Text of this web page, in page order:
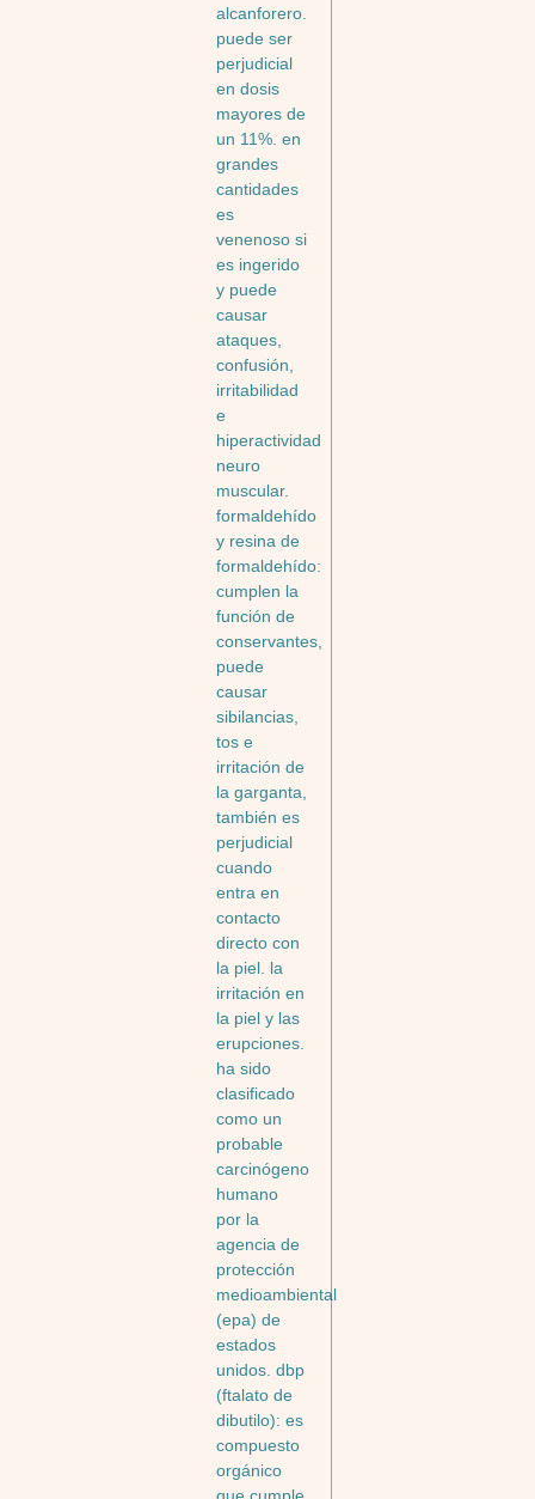
alcanforero.
puede ser
perjudicial
en dosis
mayores de
un 11%. en
grandes
cantidades
es
venenoso si
es ingerido
y puede
causar
ataques,
confusión,
irritabilidad
e
hiperactividad
neuro
muscular.
formaldehído
y resina de
formaldehído:
cumplen la
función de
conservantes,
puede
causar
sibilancias,
tos e
irritación de
la garganta,
también es
perjudicial
cuando
entra en
contacto
directo con
la piel. la
irritación en
la piel y las
erupciones.
ha sido
clasificado
como un
probable
carcinógeno
humano
por la
agencia de
protección
medioambiental
(epa) de
estados
unidos. dbp
(ftalato de
dibutilo): es
compuesto
orgánico